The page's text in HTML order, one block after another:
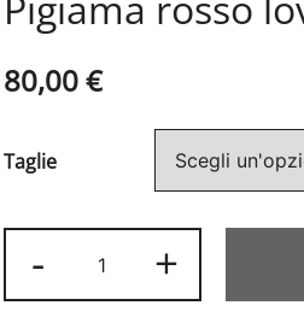
80,00€
Taglie
-
rosso
love
+